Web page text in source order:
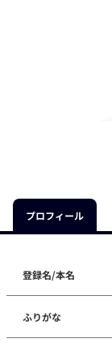
プロフィール
登録名/本名
ふりがな